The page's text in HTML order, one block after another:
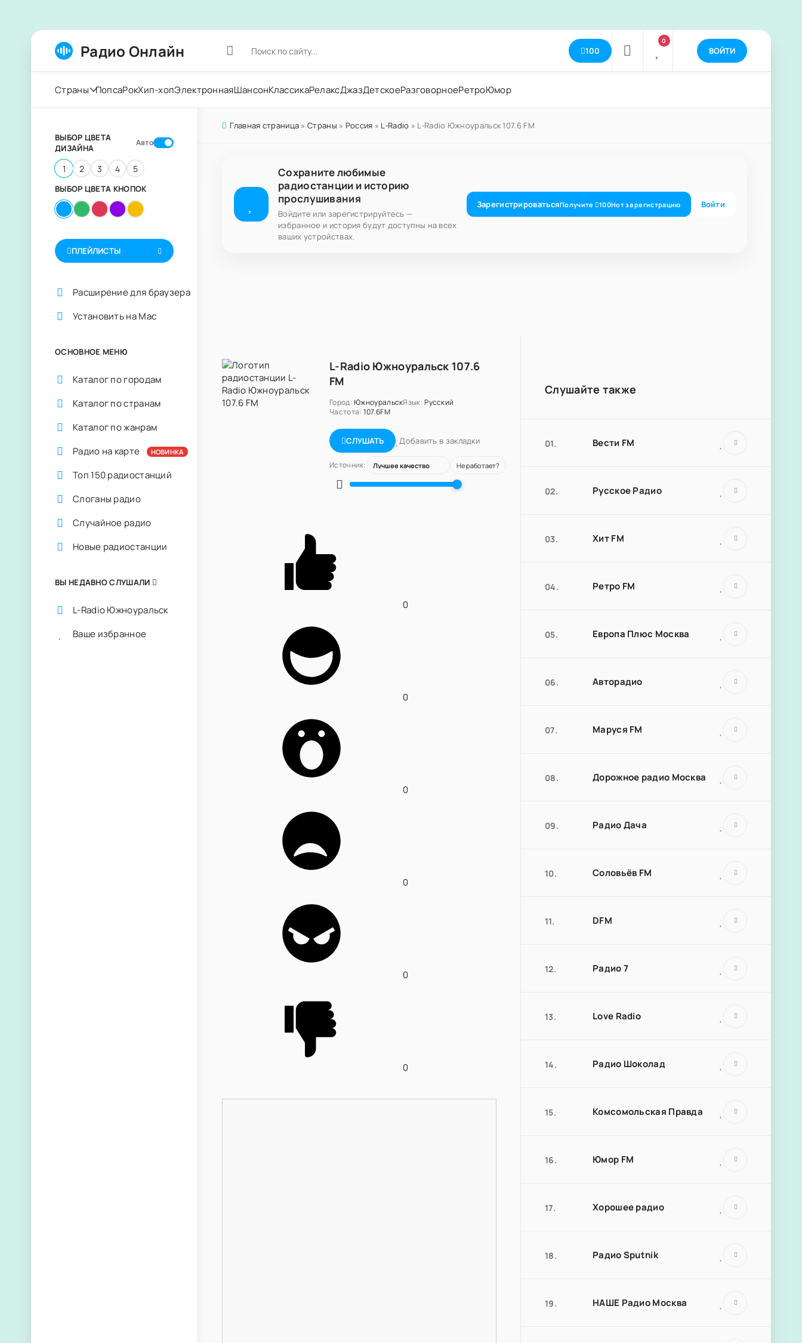
Радио Онлайн 100
0
ВОЙТИ
Страны ПопсаРокХип-хопЭлектроннаяШансонКлассикаРелаксДжазДетскоеРазговорноеРетроЮмор
Главная страница »Страны » Россия » L-Radio » L-Radio Южноуральск 107.6 FM
Сохраните любимые
радиостанции и историю
прослушивания
Войдите или зарегистрируйтесь —
избранное и история будут доступны на всех
ваших устройствах.
ЗарегистрироватьсяПолучите 100Нотза регистрацию Войти
L-Radio Южноуральск 107.6
FM
Город:ЮжноуральскЯзык:Русский
Частота: 107.6FM
СЛУШАТЬ Добавить в закладки
Источник: Не работает?
0
0
0
0
0
0
Слушайте также
01. Вести FM
02. Русское Радио
03. Хит FM
04. Ретро FM
05. Европа Плюс Москва
06. Авторадио
07. Маруся FM
08. Дорожное радио Москва
09. Радио Дача
10. Соловьёв FM
11. DFM
12. Радио 7
13. Love Radio
14. Радио Шоколад
15. Комсомольская Правда
16. Юмор FM
17. Хорошее радио
18. Радио Sputnik
19. НАШЕ Радио Москва
ВЫБОР ЦВЕТА
ДИЗАЙНА
Авто
1 2 3 4 5
ВЫБОР ЦВЕТА КНОПОК
ПЛЕЙЛИСТЫ
Расширение для браузера
Установить на Mac
ОСНОВНОЕ МЕНЮ
Каталог по городам
Каталог по странам
Каталог по жанрам
Радио на карте
НОВИНКА
Топ 150 радиостанций
Слоганы радио
Случайное радио
Новые радиостанции
ВЫ НЕДАВНО СЛУШАЛИ
L-Radio Южноуральск
Ваше избранное